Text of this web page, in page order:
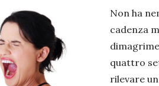
Non ha
cadenza
quattro
rilevare